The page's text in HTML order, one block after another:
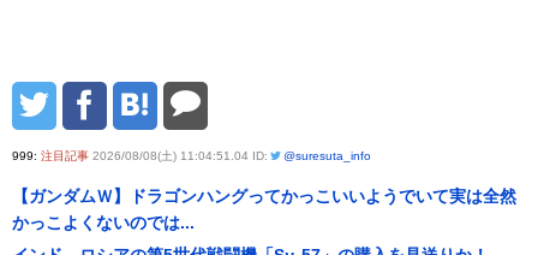
999: 注目記事 2026/08/08(土) 11:04:51.04 ID: @suresuta_info
【ガンダムＷ】ドラゴンハングってかっこいいようでいて実は全然
かっこよくないのでは...